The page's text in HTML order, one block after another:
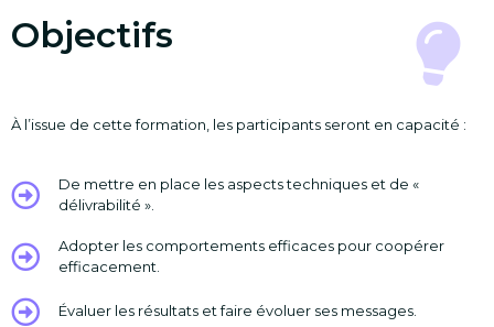
Objectifs
À l’issue de cette formation, les participants seront en capacité :
De mettre en place les aspects techniques et de «
délivrabilité ».
Adopter les comportements efficaces pour coopérer
efficacement.
Évaluer les résultats et faire évoluer ses messages.